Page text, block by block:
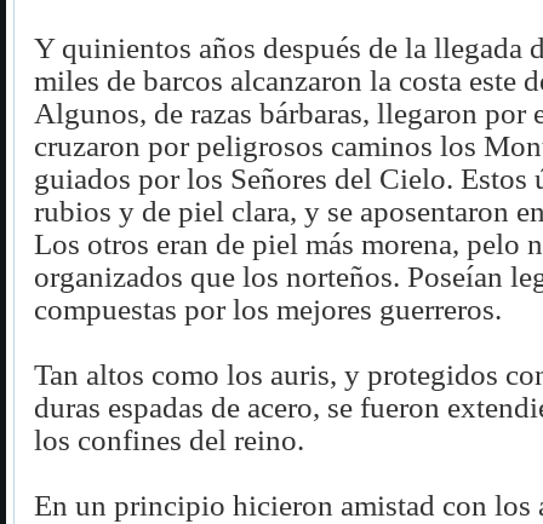
Y quinientos años después de la llegada
miles de barcos alcanzaron la costa este
Algunos, de razas bárbaras, llegaron por
cruzaron por peligrosos caminos los
guiados por los Señores del Cielo. Estos
rubios y de piel clara, y se aposentaron
Los otros eran de piel más morena, pelo
organizados que los norteños. Poseían
compuestas por los mejores guerreros.
Tan altos como los auris, y protegidos
duras espadas de acero, se fueron
los confines del reino.
En un principio hicieron amistad con los